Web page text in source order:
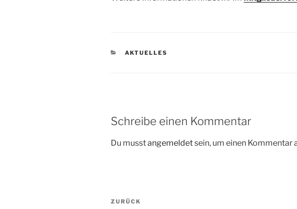
KATEGORIEN
AKTUELLES
Schreibe einen Kommentar
Du musstangemeldetsein, um einen Kommentar
Beitragsnavigation
Vorheriger
ZURÜCK